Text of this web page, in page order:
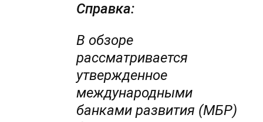
Справка:
В обзоре
рассматривается
утвержденное
международными
банками развития (МБР)